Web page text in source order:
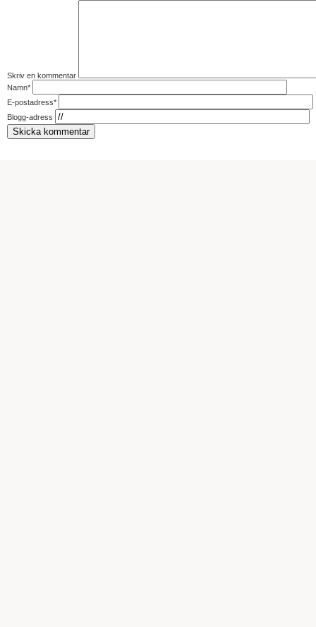
Skriv en kommentar
Namn*
E-postadress*
Blogg-adress